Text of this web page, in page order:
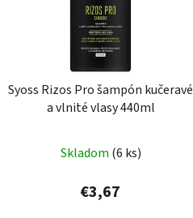
Syoss Rizos Pro šampón kučeravé
a vlnité vlasy 440ml
Skladom (6 ks)
€3,67